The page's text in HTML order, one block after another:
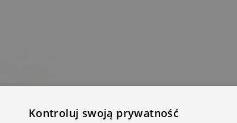
Kontroluj swoją prywatność